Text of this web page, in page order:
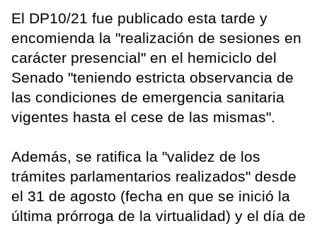
El DP10/21 fue publicado esta tarde y
encomienda la "realización de sesiones en
carácter presencial" en el hemiciclo del
Senado "teniendo estricta observancia de
las condiciones de emergencia sanitaria
vigentes hasta el cese de las mismas".
Además, se ratifica la "validez de los
trámites parlamentarios realizados" desde
el 31 de agosto (fecha en que se inició la
última prórroga de la virtualidad) y el día de